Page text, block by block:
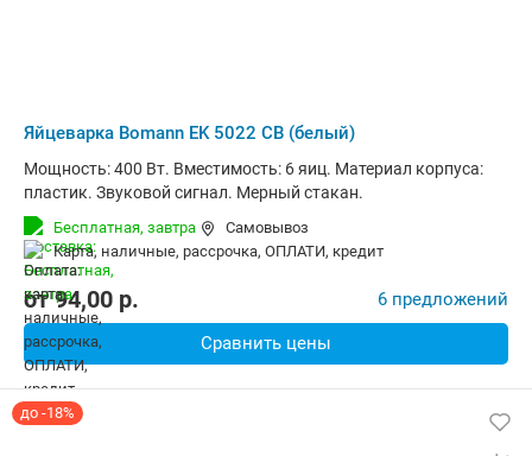
Яйцеварка Bomann EK 5022 CB (белый)
Мощность: 400 Вт. Вместимость: 6 яиц. Материал корпуса:
пластик. Звуковой сигнал. Мерный стакан.
Бесплатная, завтра
Самовывоз
карта, наличные, рассрочка, ОПЛАТИ, кредит
от94,00 p. 6 предложений
Сравнить цены
до -18%